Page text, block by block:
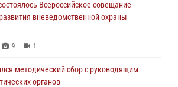
Всероссийское совещание-
вневедомственной охраны
9 1
методический сбор с руководящим
органов